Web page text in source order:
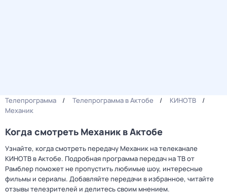
Телепрограмма Телепрограмма в Актобе
КИНОТВ
Механик
Когда смотреть Механик в Актобе
Узнайте, когда смотреть передачу Механик на телеканале
КИНОТВ в Актобе. Подробная программа передач на ТВ от
Рамблер поможет не пропустить любимые шоу, интересные
фильмы и сериалы. Добавляйте передачи в избранное, читайте
отзывы телезрителей и делитесь своим мнением.